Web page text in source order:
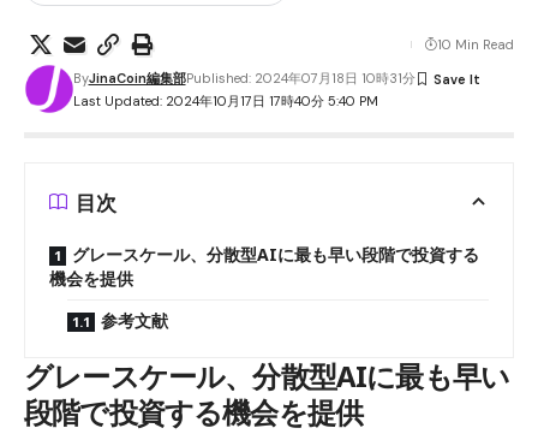
Last Updated: 2024年10月17日 17時40分 5:40 PM
ByJinaCoin編集部Published: 2024年07月18日 10時31分
10 Min Read
目次
グレースケール、分散型AIに最も早い段階で投資する
機会を提供
参考文献
グレースケール、分散型AIに最も早い
段階で投資する機会を提供